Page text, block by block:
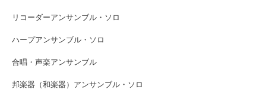
リコーダーアンサンブル・ソロ
ハープアンサンブル・ソロ
合唱・声楽アンサンブル
邦楽器（和楽器）アンサンブル・ソロ